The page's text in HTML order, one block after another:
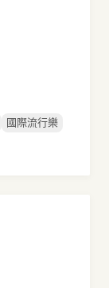
國際流行樂